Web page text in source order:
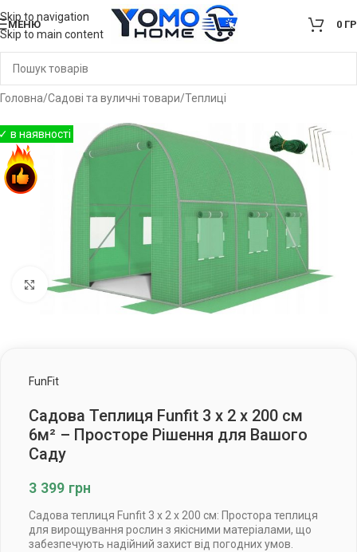
Skip to navigation
Skip to main content
МЕНЮ 0
Головна/Садові та вуличні товари/Теплиці
Клацніть, щоб збільшити
FunFit
Садова Теплиця Funfit 3 x 2 x 200 см
6м² – Просторе Рішення для Вашого
Саду
3 399 грн
Садова теплиця Funfit 3 x 2 х 200 см: Простора теплиця
для вирощування рослин з якісними матеріалами, що
забезпечують надійний захист від погодних умов.